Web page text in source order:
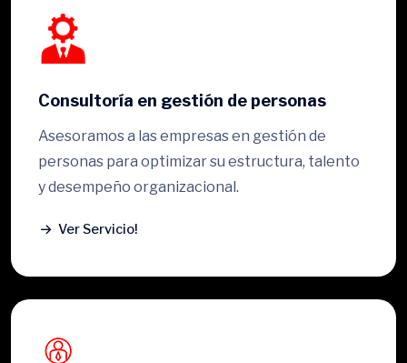
Consultoría en gestión de personas
Asesoramos a las empresas en gestión de
personas para optimizar su estructura, talento
y desempeño organizacional.
Ver Servicio!